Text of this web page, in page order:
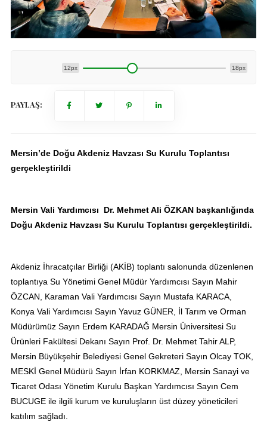
12px 18px
PAYLAŞ:
Mersin’de Doğu Akdeniz Havzası Su Kurulu Toplantısı
gerçekleştirildi
Mersin Vali Yardımcısı Dr. Mehmet Ali ÖZKAN başkanlığında
Doğu Akdeniz Havzası Su Kurulu Toplantısı gerçekleştirildi.
Akdeniz İhracatçılar Birliği (AKİB) toplantı salonunda düzenlenen
toplantıya Su Yönetimi Genel Müdür Yardımcısı Sayın Mahir
ÖZCAN, Karaman Vali Yardımcısı Sayın Mustafa KARACA,
Konya Vali Yardımcısı Sayın Yavuz GÜNER, İl Tarım ve Orman
Müdürümüz Sayın Erdem KARADAĞ Mersin Üniversitesi Su
Ürünleri Fakültesi Dekanı Sayın Prof. Dr. Mehmet Tahir ALP,
Mersin Büyükşehir Belediyesi Genel Gekreteri Sayın Olcay TOK,
MESKİ Genel Müdürü Sayın İrfan KORKMAZ, Mersin Sanayi ve
Ticaret Odası Yönetim Kurulu Başkan Yardımcısı Sayın Cem
BUCUGE ile ilgili kurum ve kuruluşların üst düzey yöneticileri
katılım sağladı.